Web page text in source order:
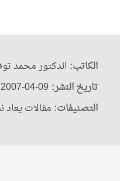
الكاتب:الدكتور محمد
تاريخ النشر: 2007-04-09
التصنيفات: مقالات يعاد